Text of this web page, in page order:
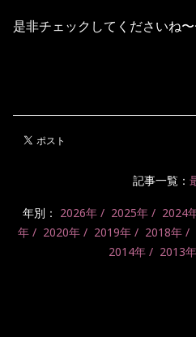
是非チェックしてくださいね
記事一覧：
年別： 2026年 2025年 2024
年
2020年 2019年 2018年
2014年
2013年